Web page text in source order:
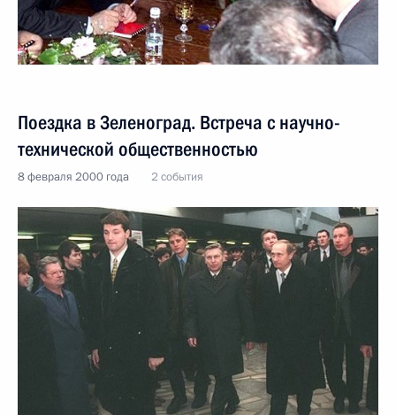
Поездка в Зеленоград. Встреча с научно-
технической общественностью
8 февраля 2000 года 2 события